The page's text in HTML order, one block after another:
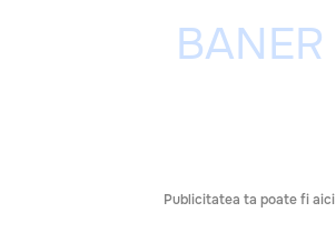
Publicitatea ta poate fi aici